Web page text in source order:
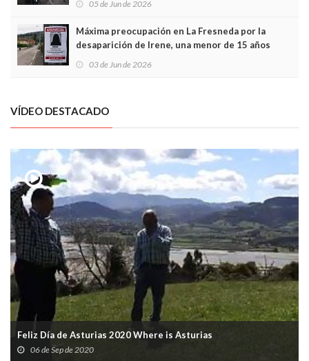
05 de Jun de 2026
Máxima preocupación en La Fresneda por la
desaparición de Irene, una menor de 15 años
03 de Jun de 2026
VÍDEO DESTACADO
Feliz Día de Asturias 2020 Where is Asturias
06 de Sep de 2020